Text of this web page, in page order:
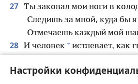
Настройки
27 Ты заковал мои ноги в
Следишь за мной, куда бы
Отмечаешь каждый мой
28 И человек * истлевает, как